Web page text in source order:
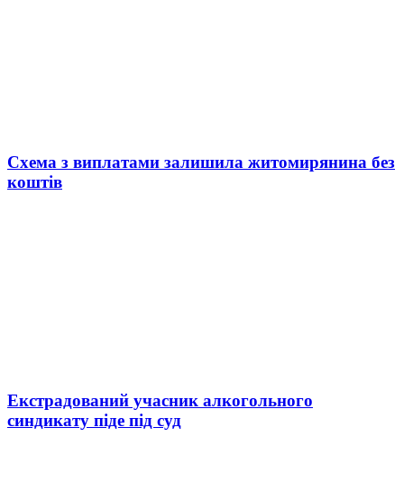
Схема з виплатами залишила житомирянина без
коштів
Екстрадований учасник алкогольного
синдикату піде під суд